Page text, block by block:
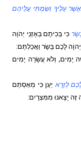
עָלֶיךָ וְשַׂמְתִּי עֲלֵיהֶם
כִּי בְּכִיתֶם בְּאָזְנֵי יְהֹוָה
יְהוָֹה לָכֶם בָּשָׂר וַאֲכַלְתֶּם:
יָמִים, וְלֹא עֲשָׂרָה יָמִים
לְזָרָא יַעַן כִּי מְאַסְתֶּם
זֶּה יָצָאנוּ מִמִּצְרָיִם: